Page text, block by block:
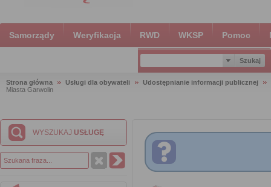
Samorządy Weryfikacja RWD WKSP Pomoc
Strona główna Usługi dla obywateli
Udostępnianie informacji publicznej
Miasta Garwolin
WYSZUKAJ USŁUGĘ